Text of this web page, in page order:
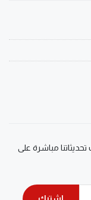
مباشرة على